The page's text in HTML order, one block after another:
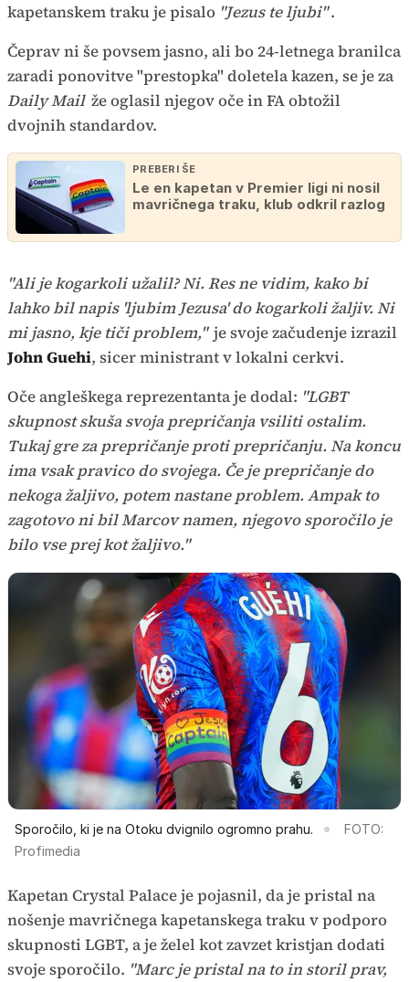
kapetanskem traku je pisalo "Jezus te ljubi".
Čeprav ni še povsem jasno, ali bo 24-letnega branilca
zaradi ponovitve "prestopka" doletela kazen, se je za
Daily Mail že oglasil njegov oče in FA obtožil
dvojnih standardov.
PREBERI ŠE
Le en kapetan v Premier ligi ni nosil
mavričnega traku, klub odkril razlog
"Ali je kogarkoli užalil? Ni. Res ne vidim, kako bi
lahko bil napis 'ljubim Jezusa' do kogarkoli žaljiv. Ni
mi jasno, kje tiči problem," je svoje začudenje izrazil
John Guehi, sicer ministrant v lokalni cerkvi.
Oče angleškega reprezentanta je dodal: "LGBT
skupnost skuša svoja prepričanja vsiliti ostalim.
Tukaj gre za prepričanje proti prepričanju. Na koncu
ima vsak pravico do svojega. Če je prepričanje do
nekoga žaljivo, potem nastane problem. Ampak to
zagotovo ni bil Marcov namen, njegovo sporočilo je
bilo vse prej kot žaljivo."
Sporočilo, ki je na Otoku dvignilo ogromno prahu.
FOTO:
Profimedia
Kapetan Crystal Palace je pojasnil, da je pristal na
nošenje mavričnega kapetanskega traku v podporo
skupnosti LGBT, a je želel kot zavzet kristjan dodati
svoje sporočilo. "Marc je pristal na to in storil prav,